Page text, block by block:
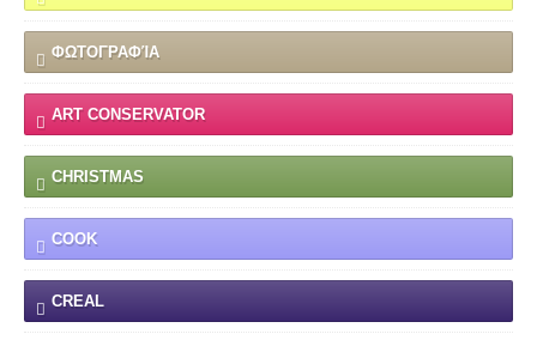
ΦΩΤΟΓΡΑΦΊΑ
ART CONSERVATOR
CHRISTMAS
COOK
CREAL